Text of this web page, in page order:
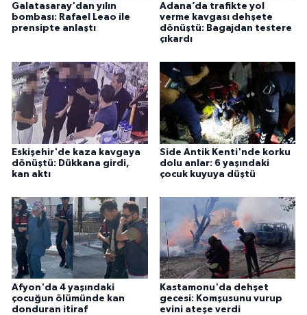
Galatasaray'dan yılın
bombası: Rafael Leao ile
prensipte anlaştı
Adana’da trafikte yol
verme kavgası dehşete
dönüştü: Bagajdan testere
çıkardı
Eskişehir'de kaza kavgaya
dönüştü: Dükkana girdi,
kan aktı
Side Antik Kenti'nde korku
dolu anlar: 6 yaşındaki
çocuk kuyuya düştü
Afyon'da 4 yaşındaki
çocuğun ölümünde kan
donduran itiraf
Kastamonu'da dehşet
gecesi: Komşusunu vurup
evini ateşe verdi